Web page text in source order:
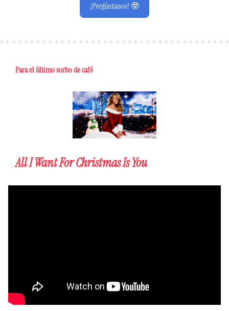
¡Pregúntanos! 🤓
Para el último sorbo de café
All I Want For Christmas Is You